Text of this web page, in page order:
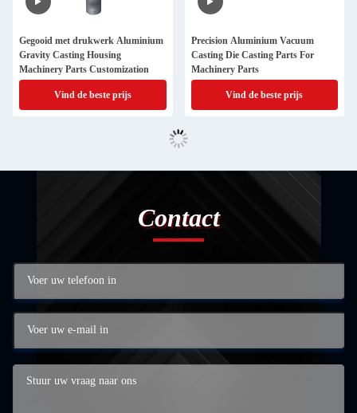
Gegooid met drukwerk Aluminium
Gravity Casting Housing
Machinery Parts Customization
Vind de beste prijs
Precision Aluminium Vacuum
Casting Die Casting Parts For
Machinery Parts
Vind de beste prijs
Contact